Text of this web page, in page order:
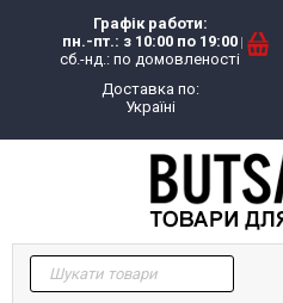
Графік работи:
пн.-пт.: з 10:00 по 19:00
сб.-нд.: по домовленості
Доставка по:
Україні